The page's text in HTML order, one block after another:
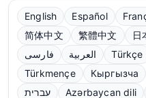
English Español
简体中文
繁體中文 日
فارسی
العربية Türkçe
Türkmençe
Кыргызча
עברית
Azərbaycan dili